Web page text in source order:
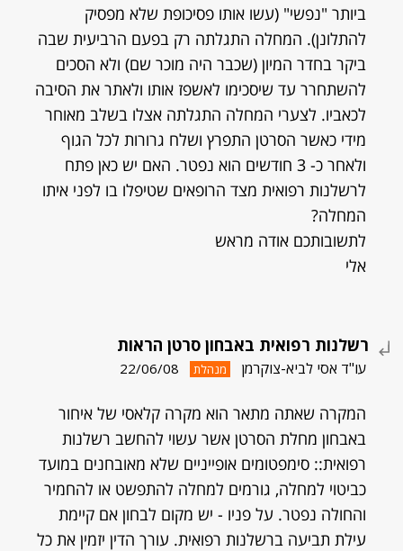
ביותר "נפשי" (עשו אותו פסיכופת שלא מפסיק
להתלונן). המחלה התגלתה רק בפעם הרביעית שבה
ביקר בחדר המיון (שכבר היה מוכר שם) ולא הסכים
להשתחרר עד שיסכימו לאשפז אותו ולאתר את הסיבה
לכאביו. לצערי המחלה התגלתה אצלו בשלב מאוחר
מידי כאשר הסרטן התפרץ ושלח גרורות לכל הגוף
ולאחר כ- 3 חודשים הוא נפטר. האם יש כאן פתח
לרשלנות רפואית מצד הרופאים שטיפלו בו לפני איתו
המחלה?
לתשובותכם אודה מראש
אלי
רשלנות רפואית באבחון סרטן הראות
עו"ד אסי לביא-צוקרמן מנהלת 22/06/08
המקרה שאתה מתאר הוא מקרה קלאסי של איחור
באבחון מחלת הסרטן אשר עשוי להחשב רשלנות
רפואית:: סימפטומים אופייניים שלא מאובחנים במועד
כביטוי למחלה, גורמים למחלה להתפשט או להחמיר
והחולה נפטר. על פניו - יש מקום לבחון אם קיימת
עילת תביעה ברשלנות רפואית. עורך הדין יזמין את כל